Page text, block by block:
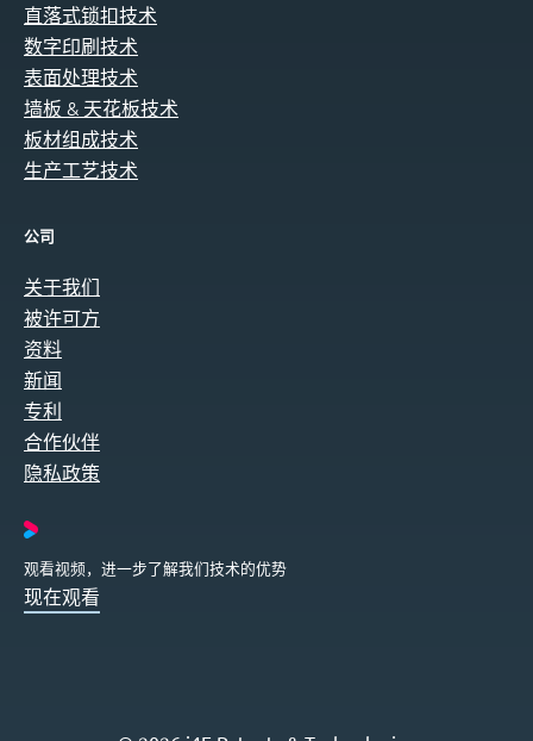
直落式锁扣技术
数字印刷技术
表面处理技术
墙板 & 天花板技术
板材组成技术
生产工艺技术
公司
关于我们
被许可方
资料
新闻
专利
合作伙伴
隐私政策
观看视频，进一步了解我们技术的优势
现在观看